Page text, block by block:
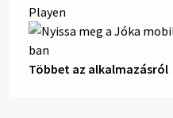
Többet az alkalmazásról